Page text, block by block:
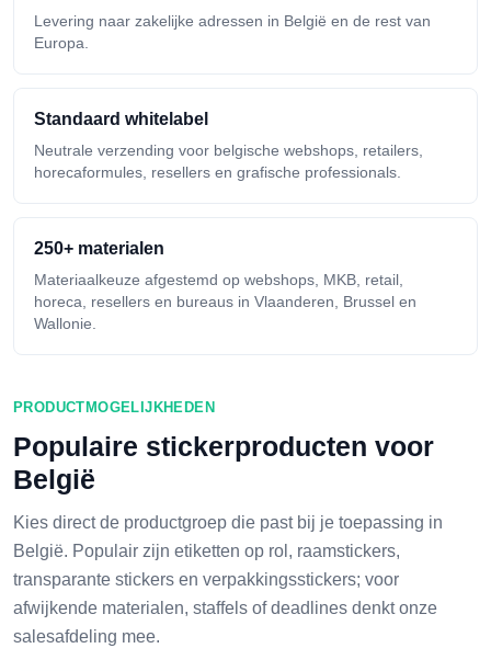
Levering naar zakelijke adressen in België en de rest van
Europa.
Standaard whitelabel
Neutrale verzending voor belgische webshops, retailers,
horecaformules, resellers en grafische professionals.
250+ materialen
Materiaalkeuze afgestemd op webshops, MKB, retail,
horeca, resellers en bureaus in Vlaanderen, Brussel en
Wallonie.
PRODUCTMOGELIJKHEDEN
Populaire stickerproducten voor
België
Kies direct de productgroep die past bij je toepassing in
België. Populair zijn etiketten op rol, raamstickers,
transparante stickers en verpakkingsstickers; voor
afwijkende materialen, staffels of deadlines denkt onze
salesafdeling mee.